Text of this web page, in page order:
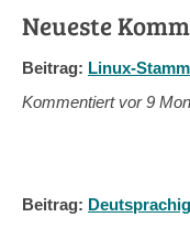
Neueste
Beitrag: Linux-
Kommentiert vor9
Beitrag: